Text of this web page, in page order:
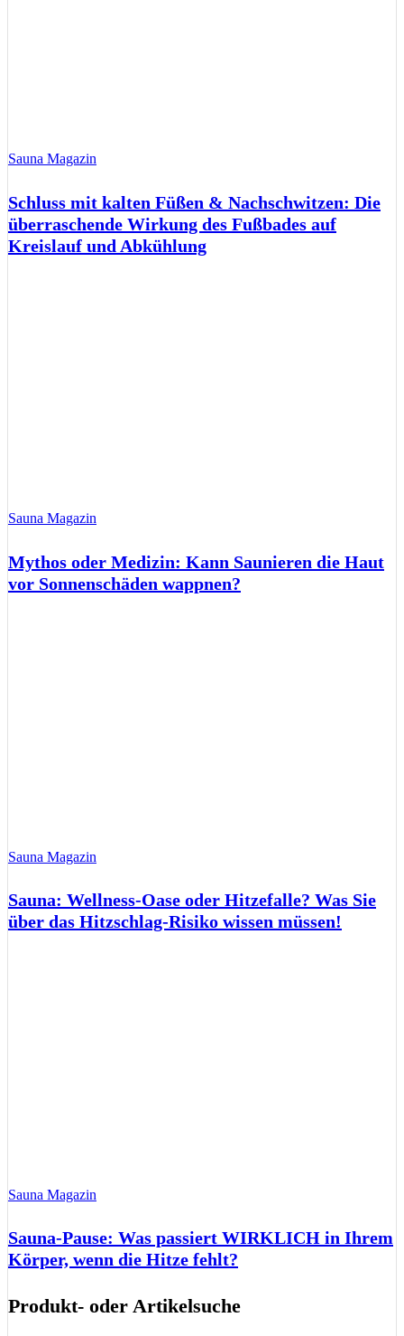
Sauna Magazin
Schluss mit kalten Füßen & Nachschwitzen: Die
überraschende Wirkung des Fußbades auf
Kreislauf und Abkühlung
Sauna Magazin
Mythos oder Medizin: Kann Saunieren die Haut
vor Sonnenschäden wappnen?
Sauna Magazin
Sauna: Wellness-Oase oder Hitzefalle? Was Sie
über das Hitzschlag-Risiko wissen müssen!
Sauna Magazin
Sauna-Pause: Was passiert WIRKLICH in Ihrem
Körper, wenn die Hitze fehlt?
Produkt- oder Artikelsuche